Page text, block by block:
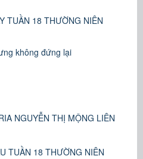
TUẦN 18 THƯỜNG NIÊN
không đứng lại
NGUYỄN THỊ MỘNG LIÊN
TUẦN 18 THƯỜNG NIÊN